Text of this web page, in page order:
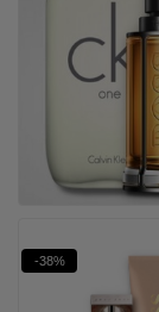
-38%